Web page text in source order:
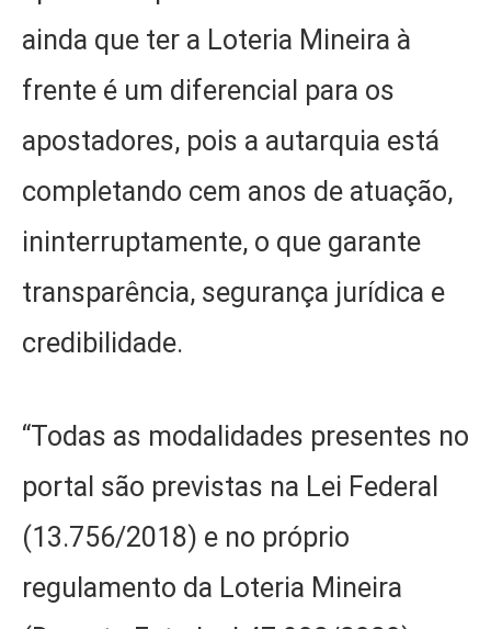
ainda que ter a Loteria Mineira à
frente é um diferencial para os
apostadores, pois a autarquia está
completando cem anos de atuação,
ininterruptamente, o que garante
transparência, segurança jurídica e
credibilidade.
“Todas as modalidades presentes no
portal são previstas na Lei Federal
(13.756/2018) e no próprio
regulamento da Loteria Mineira